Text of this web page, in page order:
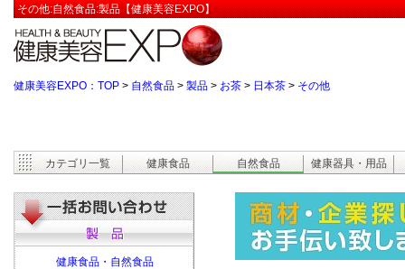
その他:自然食品:製品【健康美容EXPO】
健康美容EXPO：TOP > 自然食品 > 製品 > お茶 > 日本茶 > その他
カテゴリ一覧 健康食品 自然食品 健康器具・用品
健康食品・自然食品